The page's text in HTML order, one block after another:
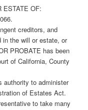
ESTATE OF:
creditors, and
in the will or estate, or
PROBATE has been
of California, County
authority to administer
of Estates Act.
to take many